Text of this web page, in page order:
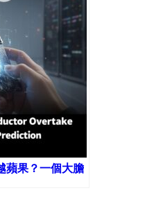
蘋果？一個大膽